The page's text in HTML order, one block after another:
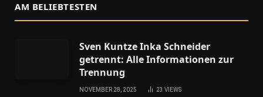
AM BELIEBTESTEN
Sven Kuntze Inka Schneider
getrennt: Alle Informationen zur
Trennung
NOVEMBER 28, 2025 23 VIEWS